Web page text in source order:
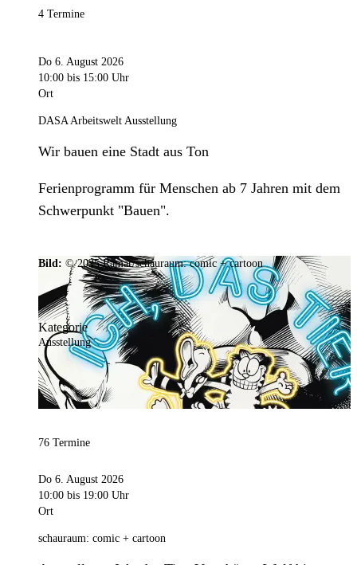
4 Termine
Do 6. August 2026
10:00 bis 15:00 Uhr
Ort
DASA Arbeitswelt Ausstellung
Wir bauen eine Stadt aus Ton
Ferienprogramm für Menschen ab 7 Jahren mit dem
Schwerpunkt "Bauen".
Bild: © 2025 Ramar/schauraum: comic + cartoon
Kategorie
Ausstellung
76 Termine
Do 6. August 2026
10:00 bis 19:00 Uhr
Ort
schauraum: comic + cartoon